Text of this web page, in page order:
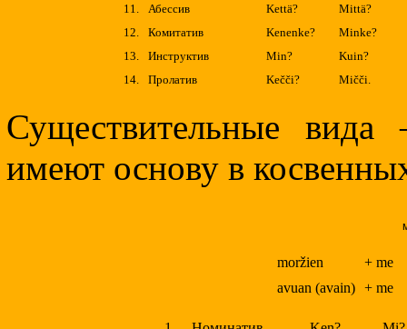
11.
Абессив Kettä?
Mittä?
12.
Комитатив Kenenke?
Minke?
13.
Инструктив Min?
Kuin?
14.
Пролатив Kečči? Mičči.
Существительные
имеют основу в
moržien
+ me
avuan (avain)
+ me